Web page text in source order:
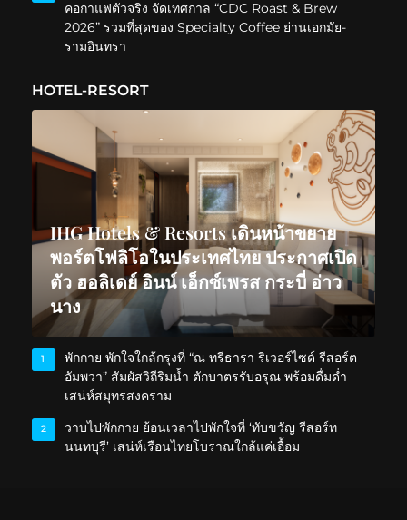
คอกาแฟตัวจริง จัดเทศกาล “CDC Roast & Brew
2026” รวมที่สุดของ Specialty Coffee ย่านเอกมัย-
รามอินทรา
HOTEL-RESORT
IHG Hotels & Resorts เดินหน้าขยาย
พอร์ตโฟลิโอในประเทศไทย ประกาศเปิด
ตัว ฮอลิเดย์ อินน์ เอ็กซ์เพรส กระบี่ อ่าว
นาง
1
พักกาย พักใจใกล้กรุงที่ “ณ ทรีธารา ริเวอร์ไซด์ รีสอร์ต
อัมพวา” สัมผัสวิถีริมน้ำ ตักบาตรรับอรุณ พร้อมดื่มด่ำ
เสน่ห์สมุทรสงคราม
2
วาบไปพักกาย ย้อนเวลาไปพักใจที่ ‘ทับขวัญ รีสอร์ท
นนทบุรี’ เสน่ห์เรือนไทยโบราณใกล้แค่เอื้อม